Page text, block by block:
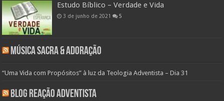
Estudo Bíblico – Verdade e Vida
3 de junho de 2021 5
Música Sacra & Adoração
“Uma Vida com Propósitos” à luz da Teologia Adventista – Dia 31
Blog Reação Adventista